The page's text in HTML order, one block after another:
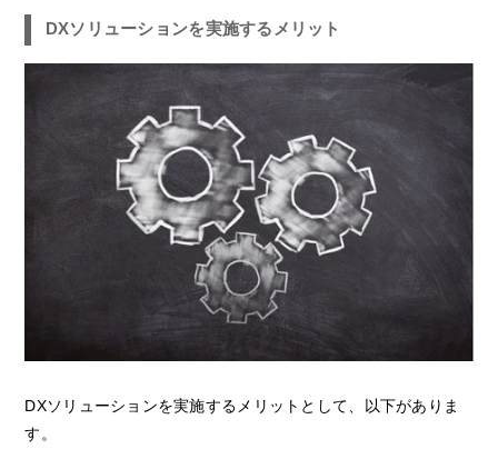
DXソリューションを実施するメリット
DXソリューションを実施するメリットとして、以下がありま
す。